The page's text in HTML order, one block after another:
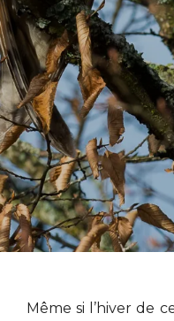
Même si l’hiver de